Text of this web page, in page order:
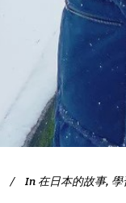
In 在日本的故事, 學